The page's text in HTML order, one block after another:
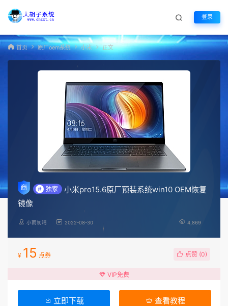
登录
首页 原厂oem系统 小米 正文
# 独家
小米pro15.6原厂预装系统win10 OEM恢复
镜像
小雨初晴 2022-08-30 4,869
¥ 15 点券 点赞 (0)
VIP免费
立即下载 查看教程